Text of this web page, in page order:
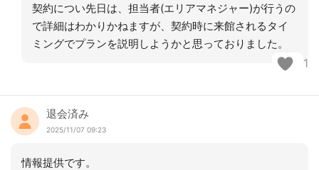
契約につい先日は、担当者(エリアマネジャー)が行うの
で詳細はわかりかねますが、契約時に来館されるタイ
ミングでプランを説明しようかと思っておりました。
1
退会済み
2025/11/07 09:23
情報提供です。